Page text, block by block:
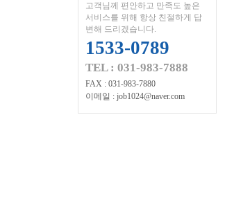
고객님께 편안하고 만족도 높은
서비스를 위해 항상 친절하게 답
변해 드리겠습니다.
1533-0789
TEL : 031-983-7888
FAX : 031-983-7880
이메일 : job1024@naver.com